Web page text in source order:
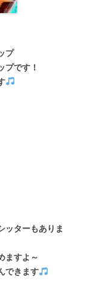
プ
プです！
ッターもありま
ますよ～
できます